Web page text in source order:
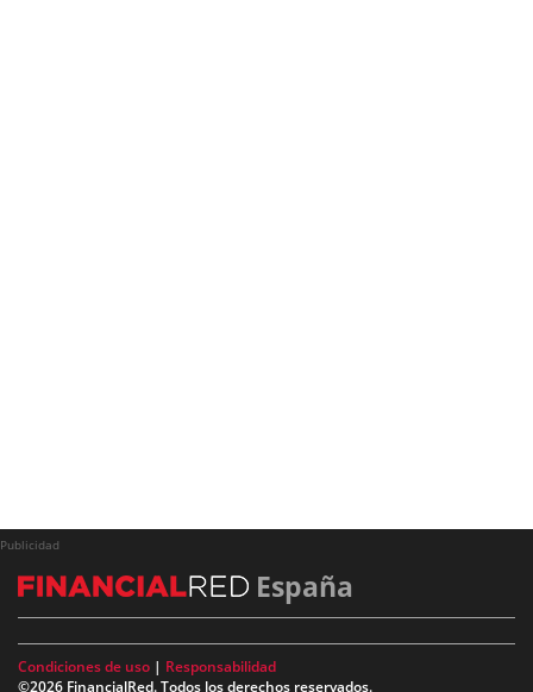
Publicidad
España
Condiciones de uso | Responsabilidad
©2026 FinancialRed. Todos los derechos reservados.